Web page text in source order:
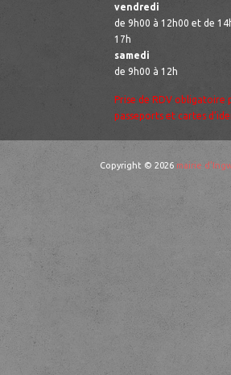
vendredi
de 9h00 à 12h00 et de
17h
samedi
de 9h00 à 12h
Prise de RDV obligatoire
passeports et cartes
Copyright © 2026 mairie